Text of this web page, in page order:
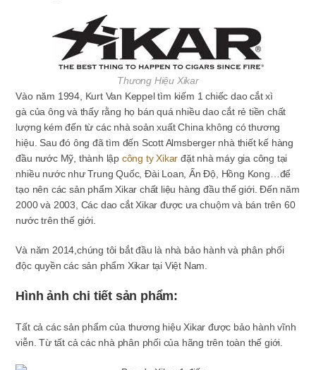
Thương Hiệu Xikar
Vào năm 1994, Kurt Van Keppel tìm kiếm 1 chiếc dao cắt xì
gà của ông và thấy rằng họ bán quá nhiều dao cắt rẻ tiền chất
lượng kém đến từ các nhà soản xuất China không có thương
hiệu. Sau đó ông đã tìm đến Scott Almsberger nhà thiết kế hàng
đầu nước Mỹ, thành lập công ty Xikar đặt nhà máy gia công tại
nhiều nước như Trung Quốc, Đài Loan, Ấn Độ, Hồng Kong…để
tạo nên các sản phẩm Xikar chất liệu hàng đầu thế giới. Đến năm
2000 và 2003, Các dao cắt Xikar được ưa chuộm và bán trên 60
nước trên thế giới.
Và năm 2014,chúng tôi bắt đầu là nhà bảo hành và phân phối
độc quyền các sản phẩm Xikar tại Việt Nam.
Hình ảnh chi tiết sản phẩm:
Tất cả các sản phẩm của thương hiệu Xikar được bảo hành vĩnh
viễn. Từ tất cả các nhà phân phối của hãng trên toàn thế giới.